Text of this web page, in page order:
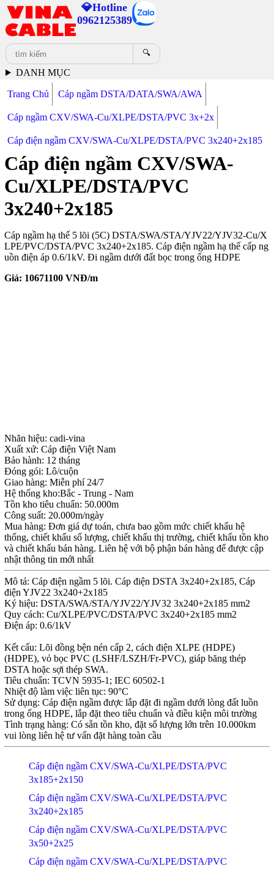
💎Hotline
0962125389
🔍
DANH MỤC
Trang Chủ Cáp ngầm DSTA/DATA/SWA/AWA
Cáp ngầm CXV/SWA-Cu/XLPE/DSTA/PVC 3x+2x
Cáp điện ngầm CXV/SWA-Cu/XLPE/DSTA/PVC 3x240+2x185
Cáp điện ngầm CXV/SWA-
Cu/XLPE/DSTA/PVC
3x240+2x185
Cáp ngầm hạ thế 5 lõi (5C) DSTA/SWA/STA/YJV22/YJV32-Cu/X
LPE/PVC/DSTA/PVC 3x240+2x185. Cáp điện ngầm hạ thế cấp ng
uồn điện áp 0.6/1kV. Đi ngầm dưới đất bọc trong ống HDPE
Giá: 10671100VNĐ/m
Nhãn hiệu: cadi-vina
Xuất xứ: Cáp điện Việt Nam
Bảo hành: 12 tháng
Đóng gói: Lô/cuộn
Giao hàng: Miễn phí 24/7
Hệ thống kho:Bắc - Trung - Nam
Tồn kho tiêu chuẩn: 50.000m
Công suất: 20.000m/ngày
Mua hàng: Đơn giá dự toán, chưa bao gồm mức chiết khấu hệ
thống, chiết khấu số lượng, chiết khấu thị trường, chiết khấu tồn kho
và chiết khấu bán hàng. Liên hệ với bộ phận bán hàng để được cập
nhật thông tin mới nhất
Mô tả: Cáp điện ngầm 5 lõi. Cáp điện DSTA 3x240+2x185, Cáp
điện YJV22 3x240+2x185
Ký hiệu: DSTA/SWA/STA/YJV22/YJV32 3x240+2x185 mm2
Quy cách: Cu/XLPE/PVC/DSTA/PVC 3x240+2x185 mm2
Điện áp: 0.6/1kV
Kết cấu: Lõi đồng bện nén cấp 2, cách điện XLPE (HDPE)
(HDPE), vỏ bọc PVC (LSHF/LSZH/Fr-PVC), giáp băng thép
DSTA hoặc sợi thép SWA.
Tiêu chuẩn: TCVN 5935-1; IEC 60502-1
Nhiệt độ làm việc liên tục: 90°C
Sử dụng: Cáp điện ngầm được lắp đặt đi ngầm dưới lòng đất luồn
trong ống HDPE, lắp đặt theo tiêu chuẩn và điều kiện môi trường
Tình trạng hàng: Có sẵn tồn kho, đặt số lượng lớn trên 10.000km
vui lòng liên hệ tư vấn đặt hàng toàn cầu
Cáp điện ngầm CXV/SWA-Cu/XLPE/DSTA/PVC
3x185+2x150
Cáp điện ngầm CXV/SWA-Cu/XLPE/DSTA/PVC
3x240+2x185
Cáp điện ngầm CXV/SWA-Cu/XLPE/DSTA/PVC
3x50+2x25
Cáp điện ngầm CXV/SWA-Cu/XLPE/DSTA/PVC